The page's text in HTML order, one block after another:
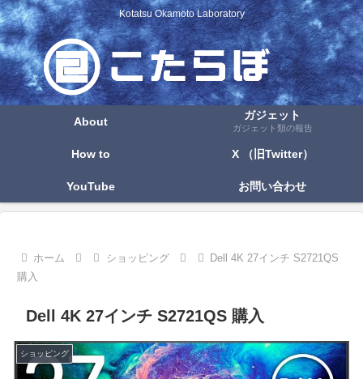
Kotatsu Okamoto Laboratory
About ガジェット
ガジェット類の報告
How to X （旧Twitter）
YouTube お問い合わせ
ホーム ショッピング
Dell 4K 27インチ S2721QS
購入
Dell 4K 27インチ S2721QS 購入
ショッピング